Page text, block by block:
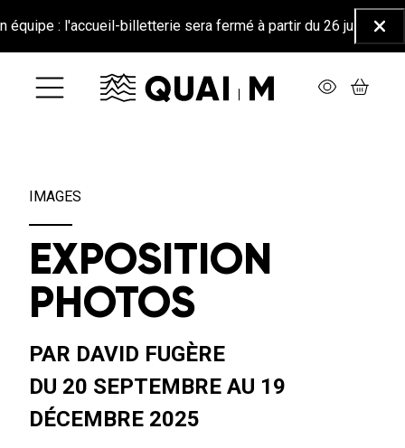
: l'accueil-billetterie sera fermé à partir du 26 juin jusqu'au
IMAGES
EXPOSITION
PHOTOS
PAR DAVID FUGÈRE
DU 20 SEPTEMBRE AU 19
DÉCEMBRE 2025